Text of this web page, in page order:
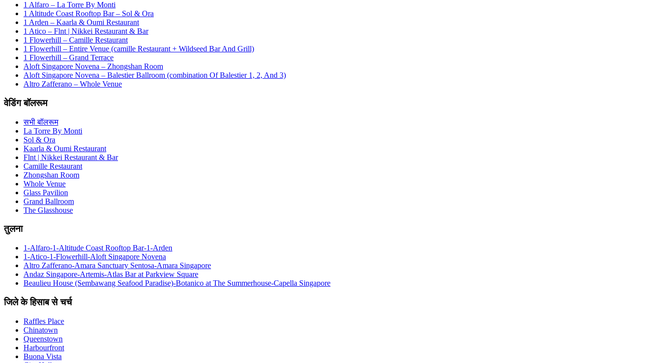
1 Alfaro – La Torre By Monti
1 Altitude Coast Rooftop Bar – Sol & Ora
1 Arden – Kaarla & Oumi Restaurant
1 Atico – Flnt | Nikkei Restaurant & Bar
1 Flowerhill – Camille Restaurant
1 Flowerhill – Entire Venue (camille Restaurant + Wildseed Bar And Grill)
1 Flowerhill – Grand Terrace
Aloft Singapore Novena – Zhongshan Room
Aloft Singapore Novena – Balestier Ballroom (combination Of Balestier 1, 2, And 3)
Altro Zafferano – Whole Venue
वेडिंग बॉलरूम
सभी बॉलरूम
La Torre By Monti
Sol & Ora
Kaarla & Oumi Restaurant
Flnt | Nikkei Restaurant & Bar
Camille Restaurant
Zhongshan Room
Whole Venue
Glass Pavilion
Grand Ballroom
The Glasshouse
तुलना
1-Alfaro-1-Altitude Coast Rooftop Bar-1-Arden
1-Atico-1-Flowerhill-Aloft Singapore Novena
Altro Zafferano-Amara Sanctuary Sentosa-Amara Singapore
Andaz Singapore-Artemis-Atlas Bar at Parkview Square
Beaulieu House (Sembawang Seafood Paradise)-Botanico at The Summerhouse-Capella Singapore
जिले के हिसाब से चर्च
Raffles Place
Chinatown
Queenstown
Harbourfront
Buona Vista